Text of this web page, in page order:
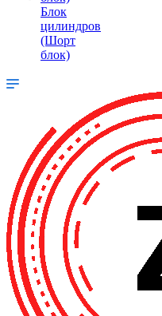
Блок
цилиндров
(Шорт
блок)